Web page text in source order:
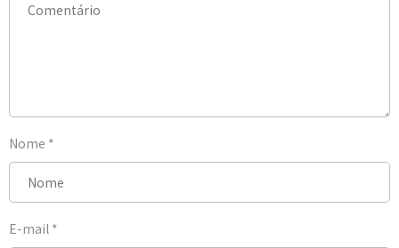
Nome *
E-mail *